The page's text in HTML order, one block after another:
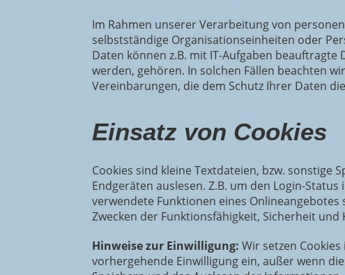
Im Rahmen unserer Verarbeitung von
selbstständige Organisationseinheiten oder
Daten können z.B. mit IT-Aufgaben
werden, gehören. In solchen Fällen beachten
Vereinbarungen, die dem Schutz Ihrer Daten
Einsatz von Cookies
Cookies sind kleine Textdateien, bzw.
Endgeräten auslesen. Z.B. um den Login-
verwendete Funktionen eines
Zwecken der Funktionsfähigkeit, Sicherheit
Hinweise zur Einwilligung: Wir setzen
vorhergehende Einwilligung ein, außer wenn